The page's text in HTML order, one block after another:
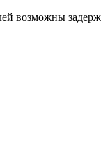
возможны